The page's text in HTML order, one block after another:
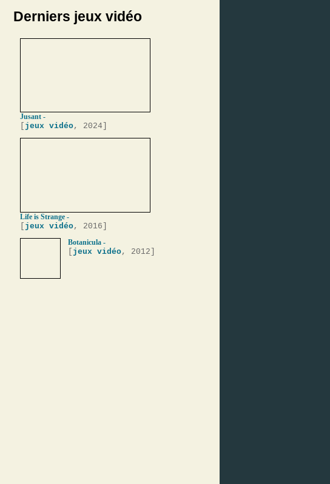
Derniers jeux vidéo
Jusant -
jeux vidéo, 2024]
Life is Strange -
jeux vidéo, 2016]
Botanicula -
jeux vidéo, 2012]